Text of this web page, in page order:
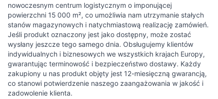
nowoczesnym centrum logistycznym o imponującej
powierzchni 15 000 m², co umożliwia nam utrzymanie stałych
stanów magazynowych i natychmiastową realizację zamówień.
Jeśli produkt oznaczony jest jako dostępny, może zostać
wysłany jeszcze tego samego dnia. Obsługujemy klientów
indywidualnych i biznesowych we wszystkich krajach Europy,
gwarantując terminowość i bezpieczeństwo dostawy. Każdy
zakupiony u nas produkt objęty jest 12-miesięczną gwarancją,
co stanowi potwierdzenie naszego zaangażowania w jakość i
zadowolenie klienta.